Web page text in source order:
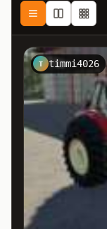
T timmi4026